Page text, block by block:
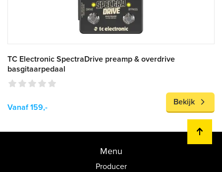
TC Electronic SpectraDrive preamp & overdrive
basgitaarpedaal
Vanaf 159,-
Bekijk
Menu
Producer